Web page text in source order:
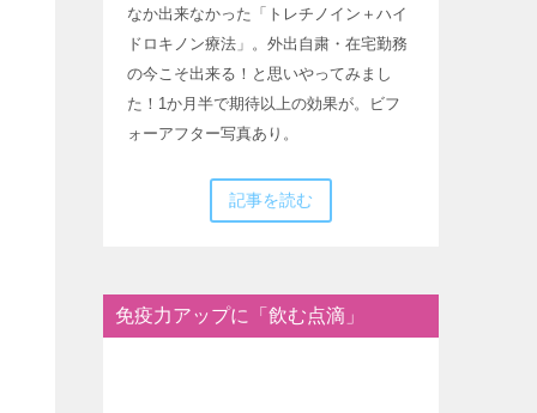
なか出来なかった「トレチノイン＋ハイ
ドロキノン療法」。外出自粛・在宅勤務
の今こそ出来る！と思いやってみまし
た！1か月半で期待以上の効果が。ビフ
ォーアフター写真あり。
記事を読む
免疫力アップに「飲む点滴」